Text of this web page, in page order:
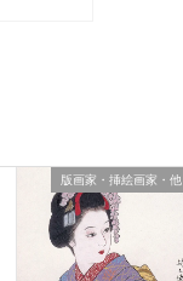
版画家・挿絵画家・他